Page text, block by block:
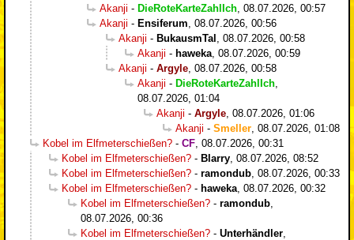
Akanji - DieRoteKarteZahlIch 08.07.2026, 00:57
Akanji - Ensiferum 08.07.2026, 00:56
Akanji - BukausmTal
08.07.2026, 00:58
Akanji - haweka 08.07.2026, 00:59
Akanji - Argyle 08.07.2026, 00:58
Akanji - DieRoteKarteZahlIch
08.07.2026, 01:04
Akanji - Argyle 08.07.2026, 01:06
Akanji - Smeller 08.07.2026, 01:08
Kobel im Elfmeterschießen? - CF 08.07.2026, 00:31
Kobel im Elfmeterschießen? - Blarry 08.07.2026, 08:52
Kobel im Elfmeterschießen? - ramondub 08.07.2026, 00:33
Kobel im Elfmeterschießen? - haweka 08.07.2026, 00:32
Kobel im Elfmeterschießen? - ramondub
08.07.2026, 00:36
Kobel im Elfmeterschießen? - Unterhändler